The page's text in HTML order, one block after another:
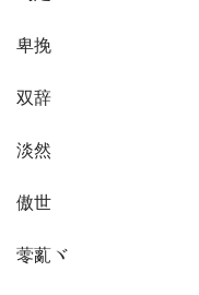
卑挽ゞ
双辞
淡然
傲世
蕶薍ヾ